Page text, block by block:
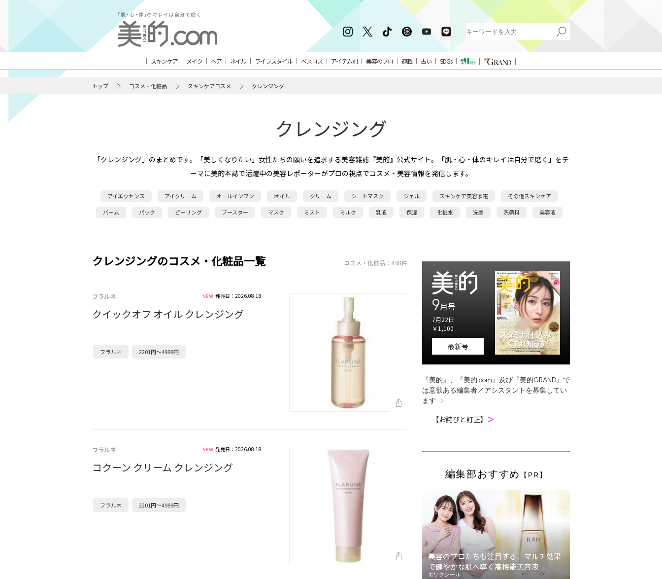
スキンケア メイク ヘア ネイル ライフスタイル ベスコス アイテム別 美容のプロ 連載 占い SDGs
トップ コスメ・化粧品 スキンケアコスメ クレンジング
クレンジング
「クレンジング」のまとめです。「美しくなりたい」女性たちの願いを追求する美容雑誌『美的』公式サイト。「肌・心・体のキレイは自分で磨く」をテ
ーマに美的本誌で活躍中の美容レポーターがプロの視点でコスメ・美容情報を発信します。
アイエッセンス アイクリーム オールインワン オイル クリーム シートマスク ジェル スキンケア美容家電 その他スキンケア
バーム パック ピーリング ブースター マスク ミスト ミルク 乳液 保湿 化粧水 洗顔 洗顔料 美容液
クレンジングのコスメ・化粧品一覧 コスメ・化粧品：448件
フラルネ 発売日：2026.08.18
クイックオフ オイル クレンジング
フラルネ 2201円～4999円
フラルネ 発売日：2026.08.18
コクーン クリーム クレンジング
フラルネ 2201円～4999円
9月号
7月22日
￥1,100
最新号
『美的』、『美的.com』及び『美的GRAND』で
は意欲ある編集者／アシスタントを募集してい
ます
【お詫びと訂正】 ＞
編集部おすすめ 【PR】
美容のプロたちも注目する、マルチ効果
で健やかな肌へ導く高機能美容液
エリクシール